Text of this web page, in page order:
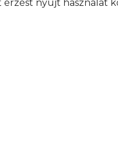
nyújt használat